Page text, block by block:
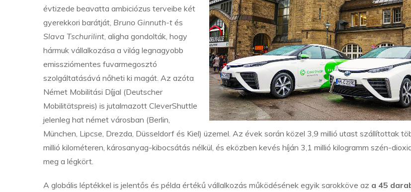
évtizede beavatta ambiciózus terveibe két
gyerekkori barátját, Bruno Ginnuth-t és
Slava Tschurilint, aligha gondolták, hogy
hármuk vállalkozása a világ legnagyobb
emissziómentes fuvarmegosztó
szolgáltatásává nőheti ki magát. Az azóta
Német Mobilitási Díjjal (Deutscher
Mobilitätspreis) is jutalmazott CleverShuttle
jelenleg hat német városban (Berlin,
München, Lipcse, Drezda, Düsseldorf és Kiel) üzemel. Az évek során közel 3,9 millió utast szállítottak
millió kilométeren, károsanyag-kibocsátás nélkül, és eközben kevés híján 3,1 millió kilogramm szén-
meg a légkört.
A globális léptékkel is jelentős és példa értékű vállalkozás működésének egyik sarokköve az a 45